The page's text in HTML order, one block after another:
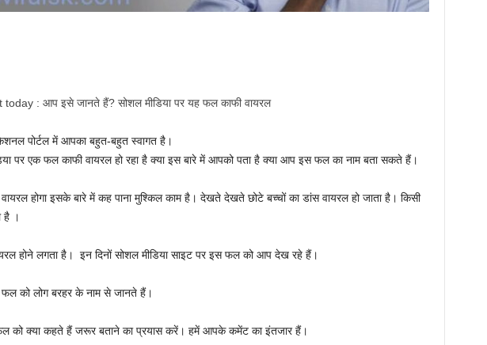
: आप इसे जानते हैं? सोशल मीडिया पर यह फल काफी वायरल
पोर्टल में आपका बहुत-बहुत स्वागत है।
पर एक फल काफी वायरल हो रहा है क्या इस बारे में आपको पता है क्या आप इस फल का नाम बता सकते हैं।
होगा इसके बारे में कह पाना मुश्किल काम है। देखते देखते छोटे बच्चों का डांस वायरल हो जाता है। किसी
है ।‌
होने लगता है। ‌ इन दिनों सोशल मीडिया साइट पर इस फल को आप देख रहे हैं।
फल को लोग बरहर के नाम से जानते हैं।
को क्या कहते हैं जरूर बताने का प्रयास करें। हमें आपके कमेंट का इंतजार हैं।